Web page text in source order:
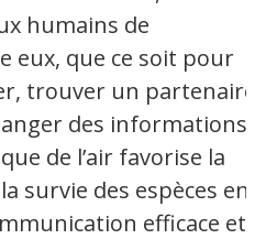
humains de
eux, que ce soit pour
trouver un partenaire
des informations.
de l’air favorise la
survie des espèces en
efficace et